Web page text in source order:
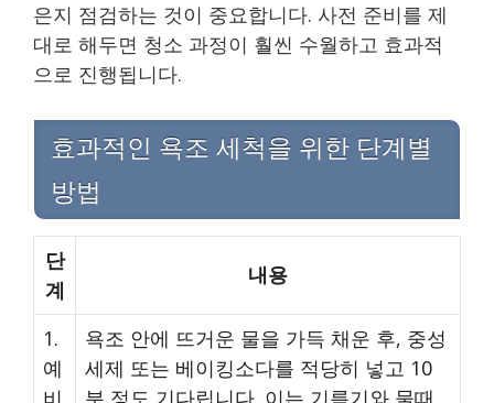
은지 점검하는 것이 중요합니다. 사전 준비를 제
대로 해두면 청소 과정이 훨씬 수월하고 효과적
으로 진행됩니다.
효과적인 욕조 세척을 위한 단계별
방법
단
계
내용
1.
예
비
욕조 안에 뜨거운 물을 가득 채운 후, 중성
세제 또는 베이킹소다를 적당히 넣고 10
분 정도 기다립니다. 이는 기름기와 물때